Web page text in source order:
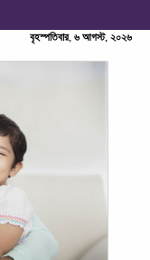
বৃহস্পতিবার, ৬ আগস্ট, ২০২৬